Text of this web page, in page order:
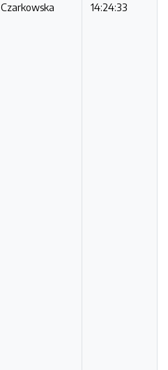
Czarkowska
14:24:33